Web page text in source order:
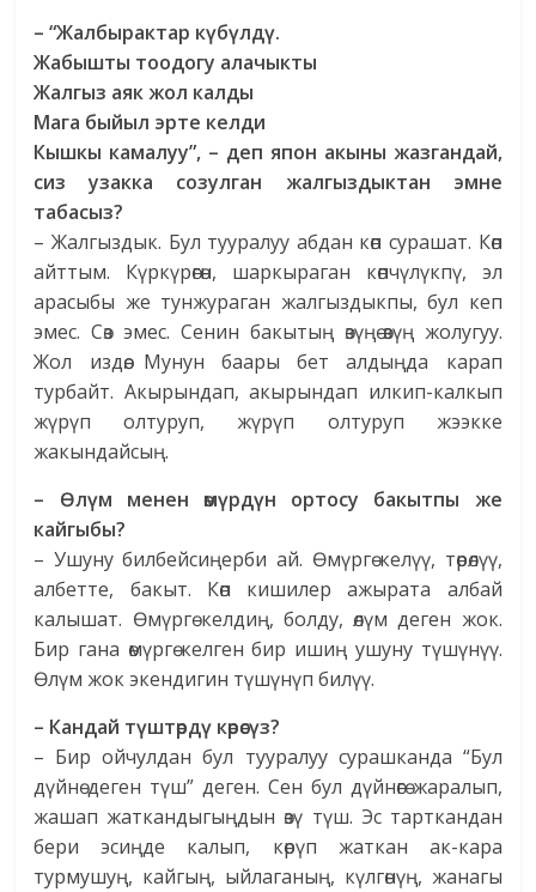
– “Жалбырактар күбүлдү.
Жабышты тоодогу алачыкты
Жалгыз аяк жол калды
Мага быйыл эрте келди
Кышкы камалуу”, – деп япон акыны жазгандай,
сиз узакка созулган жалгыздыктан эмне
табасыз?
– Жалгыздык. Бул тууралуу абдан көп сурашат. Көп
айттым. Күркүрөгөн, шаркыраган көпчүлүкпү, эл
арасыбы же тунжураган жалгыздыкпы, бул кеп
эмес. Сөз эмес. Сенин бакытың өзүңө-өзүң жолугуу.
Жол издөө. Мунун баары бет алдыңда карап
турбайт. Акырындап, акырындап илкип-калкып
жүрүп олтуруп, жүрүп олтуруп жээкке
жакындайсың.
– Өлүм менен өмүрдүн ортосу бакытпы же
кайгыбы?
– Ушуну билбейсиңерби ай. Өмүргө келүү, төрөлүү,
албетте, бакыт. Көп кишилер ажырата албай
калышат. Өмүргө келдиң, болду, өлүм деген жок.
Бир гана өмүргө келген бир ишиң ушуну түшүнүү.
Өлүм жок экендигин түшүнүп билүү.
– Кандай түштөрдү көрөсүз?
– Бир ойчулдан бул тууралуу сурашканда “Бул
дүйнө деген түш” деген. Сен бул дүйнөгө жаралып,
жашап жаткандыгыңдын өзү түш. Эс тарткандан
бери эсиңде калып, көрүп жаткан ак-кара
турмушуң, кайгың, ыйлаганың, күлгөнүң, жанагы